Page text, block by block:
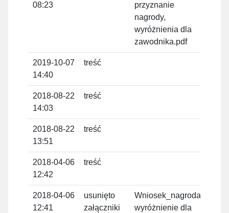
08:23
przyznanie
nagrody,
wyróżnienia dla
zawodnika.pdf
2019-10-07
14:40
treść
2018-08-22
14:03
treść
2018-08-22
13:51
treść
2018-04-06
12:42
treść
2018-04-06
12:41
usunięto
załączniki
Wniosek_nagroda,
wyróżnienie dla